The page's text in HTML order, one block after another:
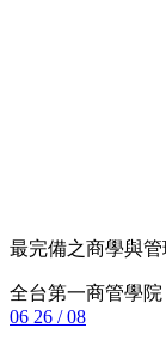
最完備之商學與
全台第一商管學院
06 26 / 08